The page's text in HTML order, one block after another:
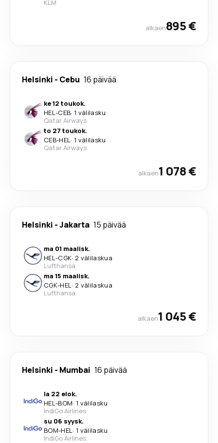
KLM
alkaen895 €
Helsinki - Cebu 16 päivää
ke 12 toukok.
HEL-CEB· 1 välilasku
Qatar Airways
to 27 toukok.
CEB-HEL· 1 välilasku
Qatar Airways
alkaen1 078 €
Helsinki -Jakarta 15 päivää
ma 01 maalisk.
HEL-CGK· 2 välilaskua
Lufthansa
ma 15 maalisk.
CGK-HEL· 2 välilaskua
Lufthansa
alkaen1 045 €
Helsinki - Mumbai 16 päivää
la 22 elok.
HEL-BOM· 1 välilasku
IndiGo Airlines
su 06 syysk.
BOM-HEL· 1 välilasku
IndiGo Airlines